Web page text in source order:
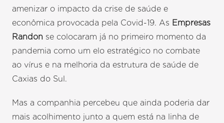
amenizar o impacto da crise de saúde e
econômica provocada pela Covid-19. As Empresas
Randon se colocaram já no primeiro momento da
pandemia como um elo estratégico no combate
ao vírus e na melhoria da estrutura de saúde de
Caxias do Sul.
Mas a companhia percebeu que ainda poderia dar
mais acolhimento junto a quem está na linha de